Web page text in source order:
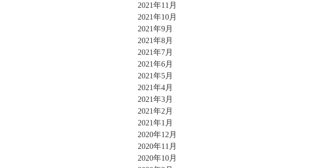
2021年11月
2021年10月
2021年9月
2021年8月
2021年7月
2021年6月
2021年5月
2021年4月
2021年3月
2021年2月
2021年1月
2020年12月
2020年11月
2020年10月